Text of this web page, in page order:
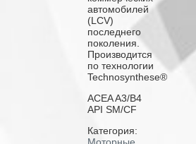
автомобилей
(LCV)
последнего
поколения.
Производится
по технологии
Technosynthese®
ACEA A3/B4
API SM/CF
Категория:
Моторные